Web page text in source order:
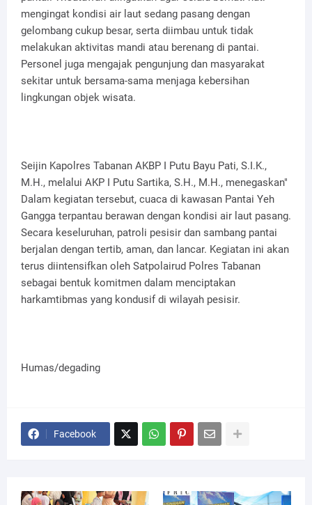
mengingat kondisi air laut sedang pasang dengan
gelombang cukup besar, serta diimbau untuk tidak
melakukan aktivitas mandi atau berenang di pantai.
Personel juga mengajak pengunjung dan masyarakat
sekitar untuk bersama-sama menjaga kebersihan
lingkungan objek wisata.
Seijin Kapolres Tabanan AKBP I Putu Bayu Pati, S.I.K.,
M.H., melalui AKP I Putu Sartika, S.H., M.H., menegaskan"
Dalam kegiatan tersebut, cuaca di kawasan Pantai Yeh
Gangga terpantau berawan dengan kondisi air laut pasang.
Secara keseluruhan, patroli pesisir dan sambang pantai
berjalan dengan tertib, aman, dan lancar. Kegiatan ini akan
terus diintensifkan oleh Satpolairud Polres Tabanan
sebagai bentuk komitmen dalam menciptakan
harkamtibmas yang kondusif di wilayah pesisir.
Humas/degading
Facebook